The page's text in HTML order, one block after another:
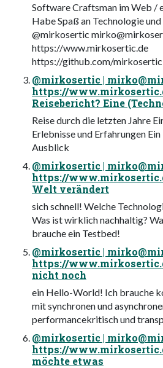
Software Craftsman im Web /
Habe Spaß an Technologie
@mirkosertic
https://www.mirkosertic.de
https://github.com/mirkosertic
@mirkosertic |
https://
Reisebericht? Eine
Reise durch die letzten Jahre
Erlebnisse und Erfahrungen
Ausblick
@mirkosertic |
https://
Welt verändert
sich schnell! Welche
Was ist wirklich nachhaltig?
brauche ein Testbed!
@mirkosertic |
https://
nicht noch
ein Hello-World! Ich brauche
mit synchronen und
performancekritisch und
@mirkosertic |
https://
möchte etwas